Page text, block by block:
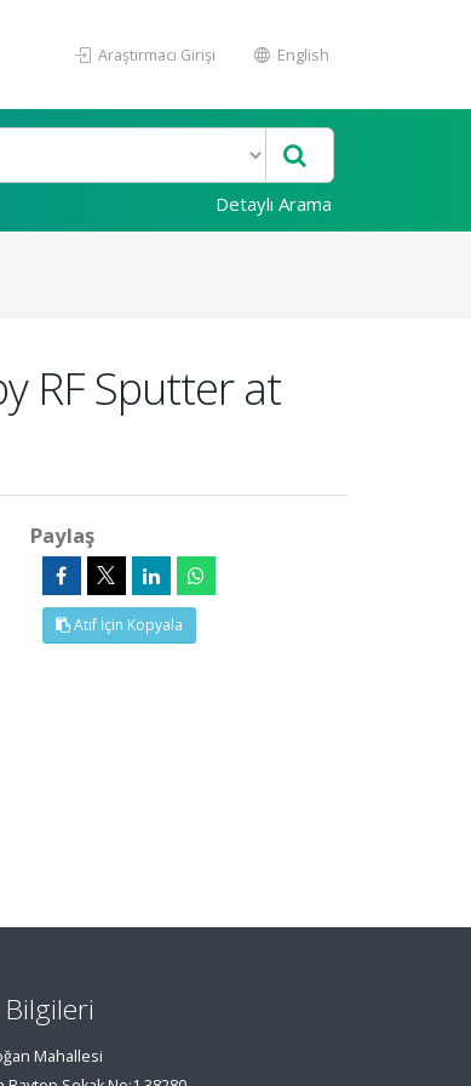
Araştırmacı Girişi English
Detaylı Arama
RF Sputter at
Paylaş
Atıf İçin Kopyala
Mahallesi